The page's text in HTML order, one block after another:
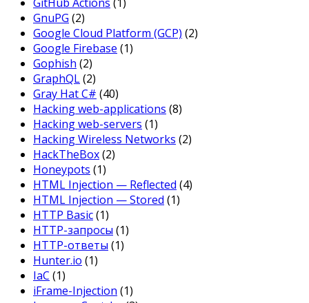
GnuPG (2)
Google Cloud Platform (GCP) (2)
Google Firebase (1)
Gophish (2)
GraphQL(2)
Gray Hat C# (40)
Hacking web-applications (8)
Hacking web-servers (1)
Hacking Wireless Networks (2)
HackTheBox(2)
Honeypots (1)
HTML Injection — Reflected (4)
HTML Injection — Stored (1)
HTTP Basic(1)
HTTP-запросы (1)
HTTP-ответы (1)
Hunter.io (1)
IaC (1)
iFrame-Injection (1)